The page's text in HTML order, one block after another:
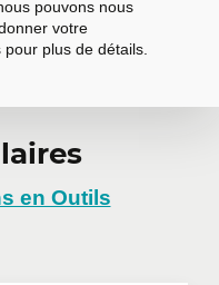
pouvons nous
votre
plus de détails.
en Outils